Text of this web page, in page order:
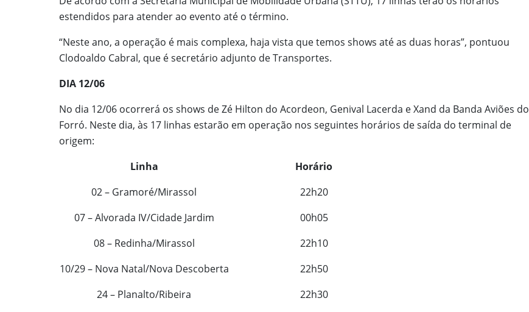
estendidos para atender ao evento até o término.
“Neste ano, a operação é mais complexa, haja vista que temos shows até as duas horas”, pontuou
Clodoaldo Cabral, que é secretário adjunto de Transportes.
DIA 12/06
No dia 12/06 ocorrerá os shows de Zé Hilton do Acordeon, Genival Lacerda e Xand da Banda Aviões do
Forró. Neste dia, às 17 linhas estarão em operação nos seguintes horários de saída do terminal de
origem:
Linha
Horário
02 – Gramoré/Mirassol
22h20
07 – Alvorada IV/Cidade Jardim
00h05
08 – Redinha/Mirassol
22h10
10/29 – Nova Natal/Nova Descoberta
22h50
24 – Planalto/Ribeira
22h30